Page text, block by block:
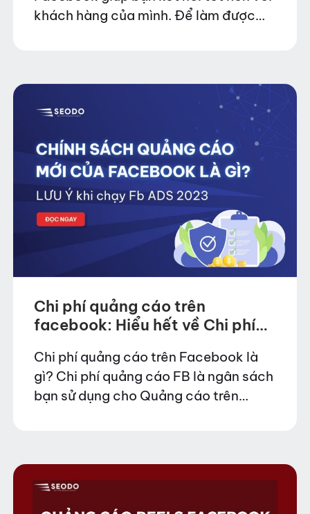
khách hàng của mình. Để làm được
Chi phí quảng cáo trên
facebook: Hiểu hết về Chi phí
nhất 2026
Chi phí quảng cáo trên Facebook là
gì? Chi phí quảng cáo FB là ngân sách
bạn sử dụng cho Quảng cáo trên